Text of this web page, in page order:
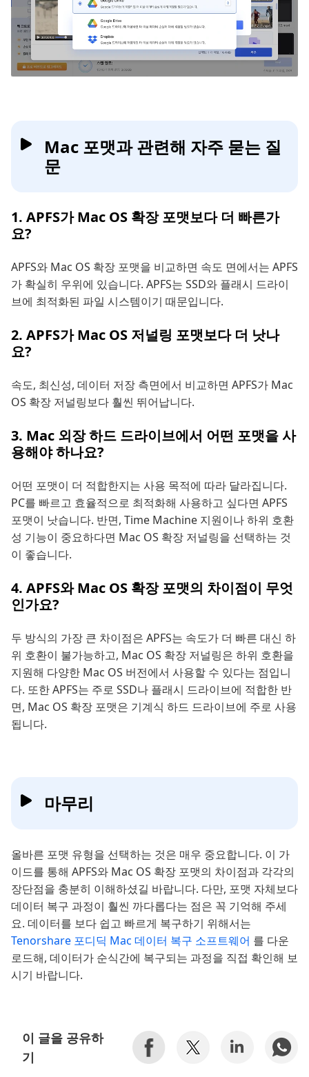
Mac 포맷과 관련해 자주 묻는 질
문
1. APFS가 Mac OS 확장 포맷보다 더 빠른가
요?
APFS와 Mac OS 확장 포맷을 비교하면 속도 면에서는 APFS
가 확실히 우위에 있습니다. APFS는 SSD와 플래시 드라이
브에 최적화된 파일 시스템이기 때문입니다.
2. APFS가 Mac OS 저널링 포맷보다 더 낫나
요?
속도, 최신성, 데이터 저장 측면에서 비교하면 APFS가 Mac
OS 확장 저널링보다 훨씬 뛰어납니다.
3. Mac 외장 하드 드라이브에서 어떤 포맷을 사
용해야 하나요?
어떤 포맷이 더 적합한지는 사용 목적에 따라 달라집니다.
PC를 빠르고 효율적으로 최적화해 사용하고 싶다면 APFS
포맷이 낫습니다. 반면, Time Machine 지원이나 하위 호환
성 기능이 중요하다면 Mac OS 확장 저널링을 선택하는 것
이 좋습니다.
4. APFS와 Mac OS 확장 포맷의 차이점이 무엇
인가요?
두 방식의 가장 큰 차이점은 APFS는 속도가 더 빠른 대신 하
위 호환이 불가능하고, Mac OS 확장 저널링은 하위 호환을
지원해 다양한 Mac OS 버전에서 사용할 수 있다는 점입니
다. 또한 APFS는 주로 SSD나 플래시 드라이브에 적합한 반
면, Mac OS 확장 포맷은 기계식 하드 드라이브에 주로 사용
됩니다.
마무리
올바른 포맷 유형을 선택하는 것은 매우 중요합니다. 이 가
이드를 통해 APFS와 Mac OS 확장 포맷의 차이점과 각각의
장단점을 충분히 이해하셨길 바랍니다. 다만, 포맷 자체보다
데이터 복구 과정이 훨씬 까다롭다는 점은 꼭 기억해 주세
요. 데이터를 보다 쉽고 빠르게 복구하기 위해서는
Tenorshare 포디딕 Mac 데이터 복구 소프트웨어 를 다운
로드해, 데이터가 순식간에 복구되는 과정을 직접 확인해 보
시기 바랍니다.
이 글을 공유하
기